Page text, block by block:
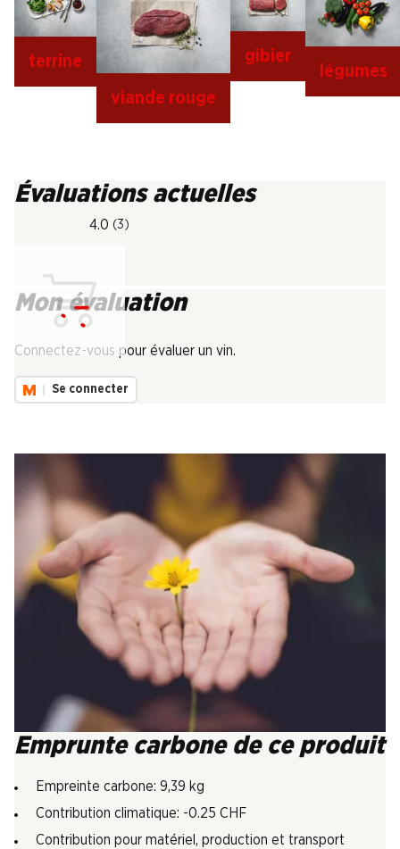
terrine
viande rouge
gibier
légumes
Évaluations actuelles
4.0 (3)
Mon évaluation
Connectez-vous pour évaluer un vin.
Se connecter
Emprunte carbone de ce produit
Empreinte carbone: 9,39 kg
Contribution climatique: -0.25 CHF
Contribution pour matériel, production et transport